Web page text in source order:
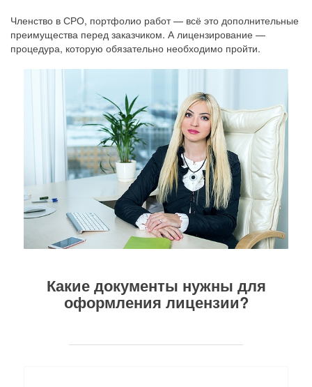
Членство в СРО, портфолио работ — всё это дополнительные
преимущества перед заказчиком. А лицензирование —
процедура, которую обязательно необходимо пройти.
Какие документы нужны для
оформления лицензии?